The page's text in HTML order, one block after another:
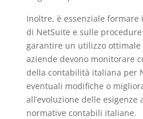
Inoltre, è essenziale formare
di NetSuite e sulle
garantire un utilizzo ottimale
aziende devono monitorare
della contabilità italiana per
eventuali modifiche o
all’evoluzione delle esigenze
normative contabili italiane.